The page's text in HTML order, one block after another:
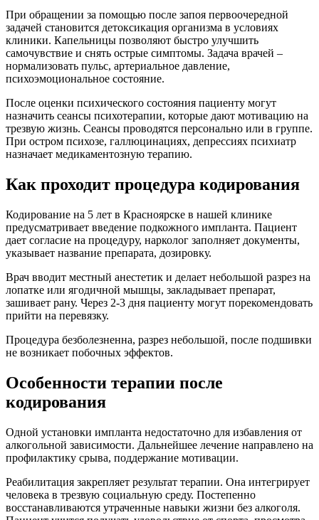
При обращении за помощью после запоя первоочередной
задачей становится детоксикация организма в условиях
клиники. Капельницы позволяют быстро улучшить
самочувствие и снять острые симптомы. Задача врачей –
нормализовать пульс, артериальное давление,
психоэмоциональное состояние.
После оценки психического состояния пациенту могут
назначить сеансы психотерапии, которые дают мотивацию на
трезвую жизнь. Сеансы проводятся персонально или в группе.
При остром психозе, галлюцинациях, депрессиях психиатр
назначает медикаментозную терапию.
Как проходит процедура кодирования
Кодирование на 5 лет в Красноярске в нашей клинике
предусматривает введение подкожного импланта. Пациент
дает согласие на процедуру, нарколог заполняет документы,
указывает название препарата, дозировку.
Врач вводит местный анестетик и делает небольшой разрез на
лопатке или ягодичной мышцы, закладывает препарат,
зашивает рану. Через 2-3 дня пациенту могут порекомендовать
прийти на перевязку.
Процедура безболезненна, разрез небольшой, после подшивки
не возникает побочных эффектов.
Особенности терапии после
кодирования
Одной установки импланта недостаточно для избавления от
алкогольной зависимости. Дальнейшее лечение направлено на
профилактику срыва, поддержание мотивации.
Реабилитация закрепляет результат терапии. Она интегрирует
человека в трезвую социальную среду. Постепенно
восстанавливаются утраченные навыки жизни без алкоголя.